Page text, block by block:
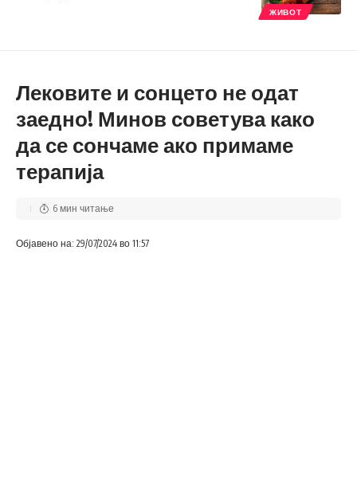
ЖИВОТ
Лековите и сонцето не одат
заедно! Минов советува како
да се сончаме ако примаме
терапија
Објавено на: 29/07/2024 во 11:57
6 мин читање